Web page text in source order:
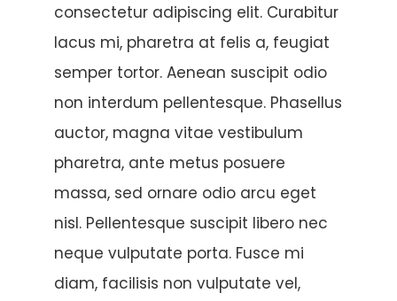
consectetur adipiscing elit. Curabitur
lacus mi, pharetra at felis a, feugiat
semper tortor. Aenean suscipit odio
non interdum pellentesque. Phasellus
auctor, magna vitae vestibulum
pharetra, ante metus posuere
massa, sed ornare odio arcu eget
nisl. Pellentesque suscipit libero nec
neque vulputate porta. Fusce mi
diam, facilisis non vulputate vel,